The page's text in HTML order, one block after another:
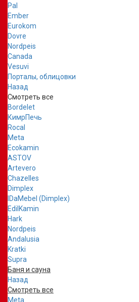
Pal
Ember
Eurokom
Dovre
Nordpeis
Canada
Vesuvi
Порталы, облицовки
Назад
Смотреть все
Bordelet
КимрПечь
Rocal
Meta
Ecokamin
ASTOV
Artevero
Chazelles
Dimplex
IDaMebel (Dimplex)
EdilKamin
Hark
Nordpeis
Andalusia
Kratki
Supra
Баня и сауна
Назад
Смотреть все
Meta